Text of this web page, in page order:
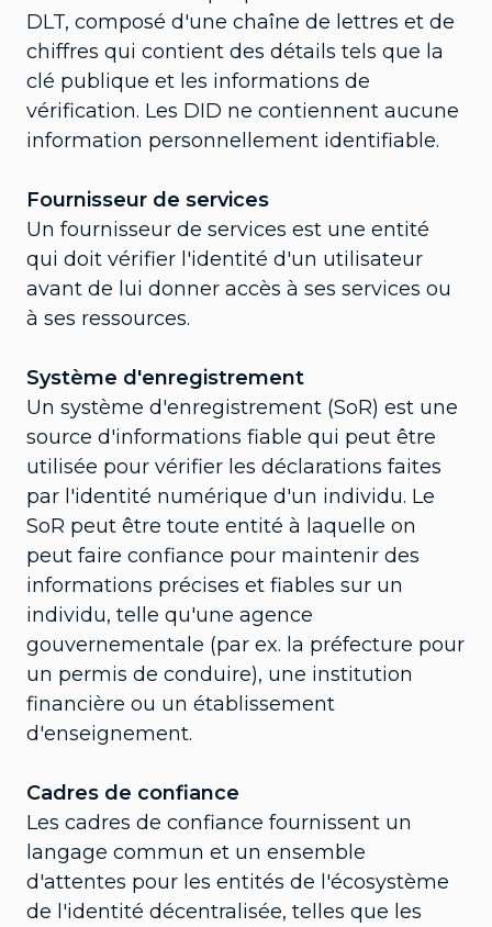
DLT, composé d'une chaîne de lettres et de
chiffres qui contient des détails tels que la
clé publique et les informations de
vérification. Les DID ne contiennent aucune
information personnellement identifiable.
Fournisseur de services
Un fournisseur de services est une entité
qui doit vérifier l'identité d'un utilisateur
avant de lui donner accès à ses services ou
à ses ressources.
Système d'enregistrement
Un système d'enregistrement (SoR) est une
source d'informations fiable qui peut être
utilisée pour vérifier les déclarations faites
par l'identité numérique d'un individu. Le
SoR peut être toute entité à laquelle on
peut faire confiance pour maintenir des
informations précises et fiables sur un
individu, telle qu'une agence
gouvernementale (par ex. la préfecture pour
un permis de conduire), une institution
financière ou un établissement
d'enseignement.
Cadres de confiance
Les cadres de confiance fournissent un
langage commun et un ensemble
d'attentes pour les entités de l'écosystème
de l'identité décentralisée, telles que les